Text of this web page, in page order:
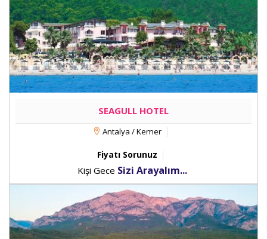
SEAGULL HOTEL
Antalya / Kemer
Fiyatı Sorunuz
Kişi Gece Sizi Arayalım...